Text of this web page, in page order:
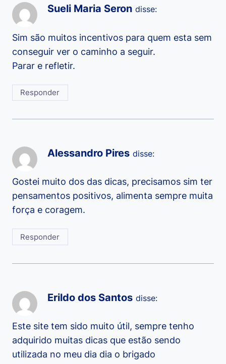
Sueli Maria Seron disse:
Sim são muitos incentivos para quem esta sem
conseguir ver o caminho a seguir.
Parar e refletir.
Responder
Alessandro Pires disse:
Gostei muito dos das dicas, precisamos sim ter
pensamentos positivos, alimenta sempre muita
força e coragem.
Responder
Erildo dos Santos disse:
Este site tem sido muito útil, sempre tenho
adquirido muitas dicas que estão sendo
utilizada no meu dia dia o brigado